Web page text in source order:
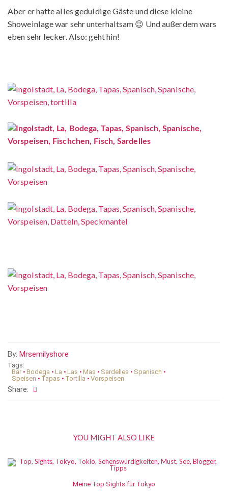
Aber er hatte alles geduldige Gäste und diese kleine
Showeinlage war sehr unterhaltsam 😉 Und außerdem wars
eben sehr lecker. Also: geht hin!
By: Mrsemilyshore
Tags:
Bär • Bodega • La • Las • Mas • Sardelles • Spanisch •
Speisen • Tapas • Tortilla • Vorspeisen
Share:
YOU MIGHT ALSO LIKE
Meine Top Sights für Tokyo